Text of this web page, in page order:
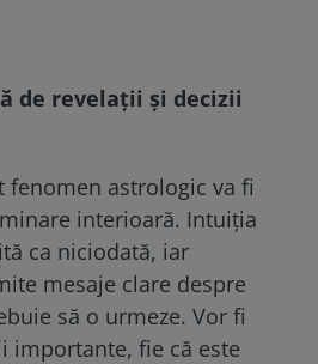
de revelații și decizii
fenomen astrologic va fi
interioară. Intuiția
ca niciodată, iar
mesaje clare despre
să o urmeze. Vor fi
importante, fie că este